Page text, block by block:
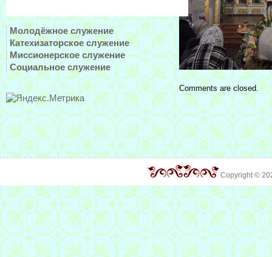
Молодёжное служение
Катехизаторское служение
Миссионерское служение
Социальное служение
Comments are closed.
Copyright ©